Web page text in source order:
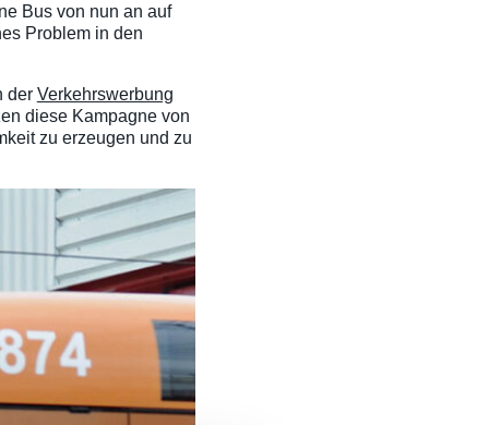
Bus von nun an auf
Problem in den
der Verkehrswerbung
diese Kampagne von
zu erzeugen und zu